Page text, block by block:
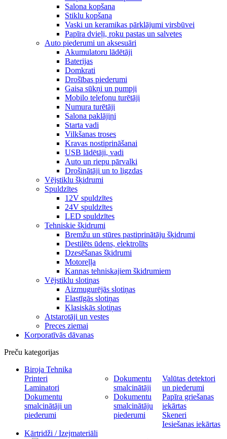
Salona kopšana
Stiklu kopšana
Vaski un keramikas pārklājumi virsbūvei
Papīra dvieļi, roku pastas un salvetes
Auto piederumi un aksesuāri
Akumulatoru lādētāji
Baterijas
Domkrati
Drošības piederumi
Gaisa sūkņi un pumpji
Mobilo telefonu turētāji
Numura turētāji
Salona paklājiņi
Starta vadi
Vilkšanas troses
Kravas nostiprināšanai
USB lādētāji, vadi
Auto un riepu pārvalki
Drošinātāji un to ligzdas
Vējstiklu šķidrumi
Spuldzītes
12V spuldzītes
24V spuldzītes
LED spuldzītes
Tehniskie šķidrumi
Bremžu un stūres pastiprinātāju šķidrumi
Destilēts ūdens, elektrolīts
Dzesēšanas šķidrumi
Motoreļļa
Kannas tehniskajiem škidrumiem
Vējstiklu slotiņas
Aizmugurējās slotiņas
Elastīgās slotiņas
Klasiskās slotiņas
Atstarotāji un vestes
Preces ziemai
Korporatīvās dāvanas
Preču kategorijas
Biroja Tehnika
Printeri
Laminatori
Dokumentu
smalcinātāji un
piederumi
Dokumentu
smalcinātāji
Dokumentu
smalcinātāju
piederumi
Valūtas detektori
un piederumi
Papīra griešanas
iekārtas
Skeneri
Iesiešanas iekārtas
Kārtridži / Izejmateriāli